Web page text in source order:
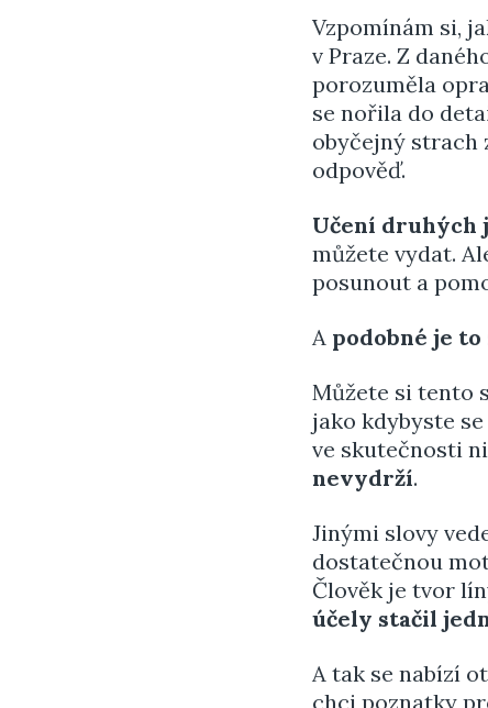
Vzpomínám si,
v Praze. Z
porozuměla
se nořila do
obyčejný strach
odpověď.
Učení druhých
můžete vydat.
posunout a
A podobné je
Můžete si tento
jako kdybyste
ve skutečnosti
nevydrží.
Jinými slovy
dostatečnou
Člověk je tvor
účely stačil
A tak se nabízí
chci poznatky